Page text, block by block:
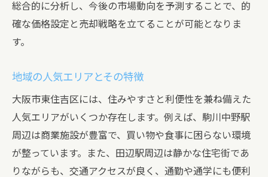
総合的に分析し、今後の市場動向を予測することで、的
確な価格設定と売却戦略を立てることが可能となりま
す。
地域の人気エリアとその特徴
大阪市東住吉区には、住みやすさと利便性を兼ね備えた
人気エリアがいくつか存在します。例えば、駒川中野駅
周辺は商業施設が豊富で、買い物や食事に困らない環境
が整っています。また、田辺駅周辺は静かな住宅街であ
りながらも、交通アクセスが良く、通勤や通学にも便利